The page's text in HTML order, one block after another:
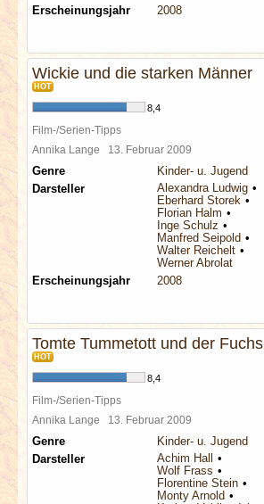
Erscheinungsjahr
2008
Wickie und die starken Männer
HOT
8,4
Film-/Serien-Tipps
Annika Lange 13. Februar 2009
Genre
Kinder- u. Jugend
Darsteller
Alexandra Ludwig
Eberhard Storek
Florian Halm
Inge Schulz
Manfred Seipold
Walter Reichelt
Werner Abrolat
Erscheinungsjahr
2008
Tomte Tummetott und der Fuchs
HOT
8,4
Film-/Serien-Tipps
Annika Lange 13. Februar 2009
Genre
Kinder- u. Jugend
Darsteller
Achim Hall
Wolf Frass
Florentine Stein
Monty Arnold